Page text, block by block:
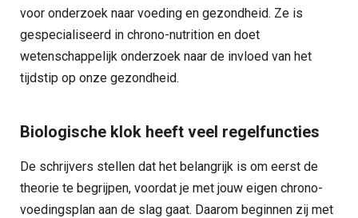
voor onderzoek naar voeding en gezondheid. Ze is
gespecialiseerd in chrono-nutrition en doet
wetenschappelijk onderzoek naar de invloed van het
tijdstip op onze gezondheid.
Biologische klok heeft veel regelfuncties
De schrijvers stellen dat het belangrijk is om eerst de
theorie te begrijpen, voordat je met jouw eigen chrono-
voedingsplan aan de slag gaat. Daarom beginnen zij met